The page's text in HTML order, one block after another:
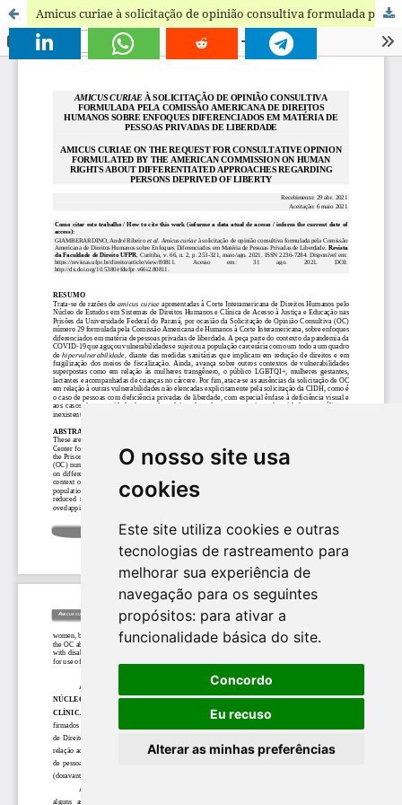
O nosso site usa
cookies
Este site utiliza cookies e outras
tecnologias de rastreamento para
melhorar sua experiência de
navegação para os seguintes
propósitos: para ativar a
funcionalidade básica do site.
Concordo
Eu recuso
Alterar as minhas preferências
Amicus curiae à solicitação de opinião consultiva formulada pela Comissão Americana de Direitos Humanos sobre Enfoques Diferenciados em Matéria de Pessoas Privadas de Liberdade